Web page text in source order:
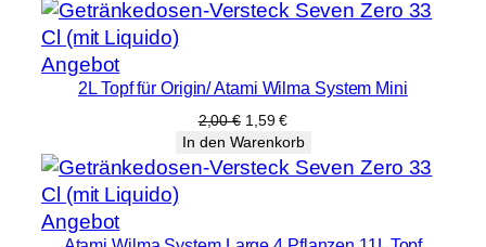
AngebotProdukt
im
2L Topf für Origin/ Atami Wilma System Mini
2,00€ Ursprünglicher
Preis
war:
2,00 €
1,59€Aktueller
Preis
ist:
1,59 €.
In den Warenkorb
AngebotProdukt